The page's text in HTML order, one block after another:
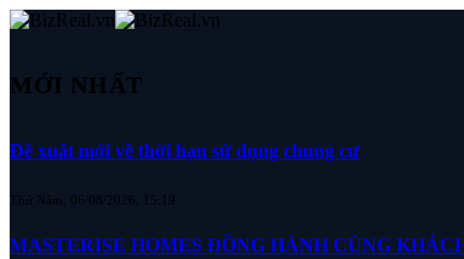
MỚI NHẤT
Đề xuất mới về thời hạn sử dụng chung cư
Thứ Năm, 06/08/2026, 15:19
MASTERISE HOMES ĐỒNG HÀNH CÙNG